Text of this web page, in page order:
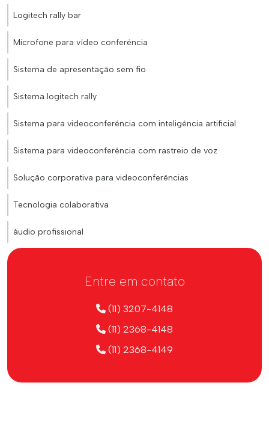
Logitech rally bar
Microfone para vídeo conferência
Sistema de apresentação sem fio
Sistema logitech rally
Sistema para videoconferência com inteligência artificial
Sistema para videoconferência com rastreio de voz
Solução corporativa para videoconferências
Tecnologia colaborativa
áudio profissional
Entre em contato
(11) 3207-4148
(11) 2368-4148
(11) 2368-4149